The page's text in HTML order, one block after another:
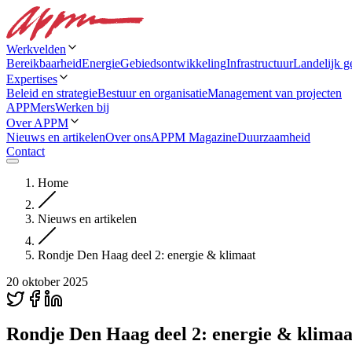
Werkvelden
BereikbaarheidEnergieGebiedsontwikkelingInfrastructuurLandelijk
Expertises
Beleid en strategieBestuur en organisatieManagement van projecten
APPMersWerken bij
Over APPM
Nieuws en artikelenOver onsAPPM MagazineDuurzaamheid
Contact
Home
Nieuws en artikelen
Rondje Den Haag deel 2: energie & klimaat
20 oktober 2025
Rondje Den Haag deel 2: energie &